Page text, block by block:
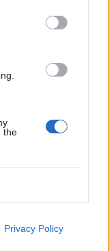
the
Privacy Policy
υπογράφουν
του
7 Αυγούστου
οι
σχολείο –